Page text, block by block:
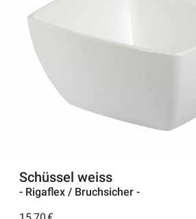
Schüssel weiss
- Rigaflex / Bruchsicher -